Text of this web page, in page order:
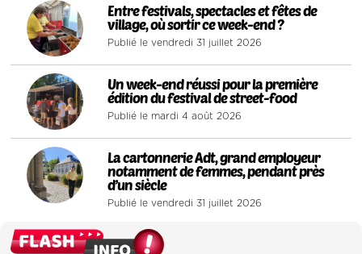
3
Entre festivals, spectacles et fêtes de
village, où sortir ce week-end ?
Publié le vendredi 31 juillet 2026
4
Un week-end réussi pour la première
édition du festival de street-food
Publié le mardi 4 août 2026
5
La cartonnerie Adt, grand employeur
notamment de femmes, pendant près
d’un siècle
Publié le vendredi 31 juillet 2026